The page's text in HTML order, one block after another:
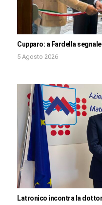
Cupparo: a Fardella
5 Agosto 2026
Latronico incontra la